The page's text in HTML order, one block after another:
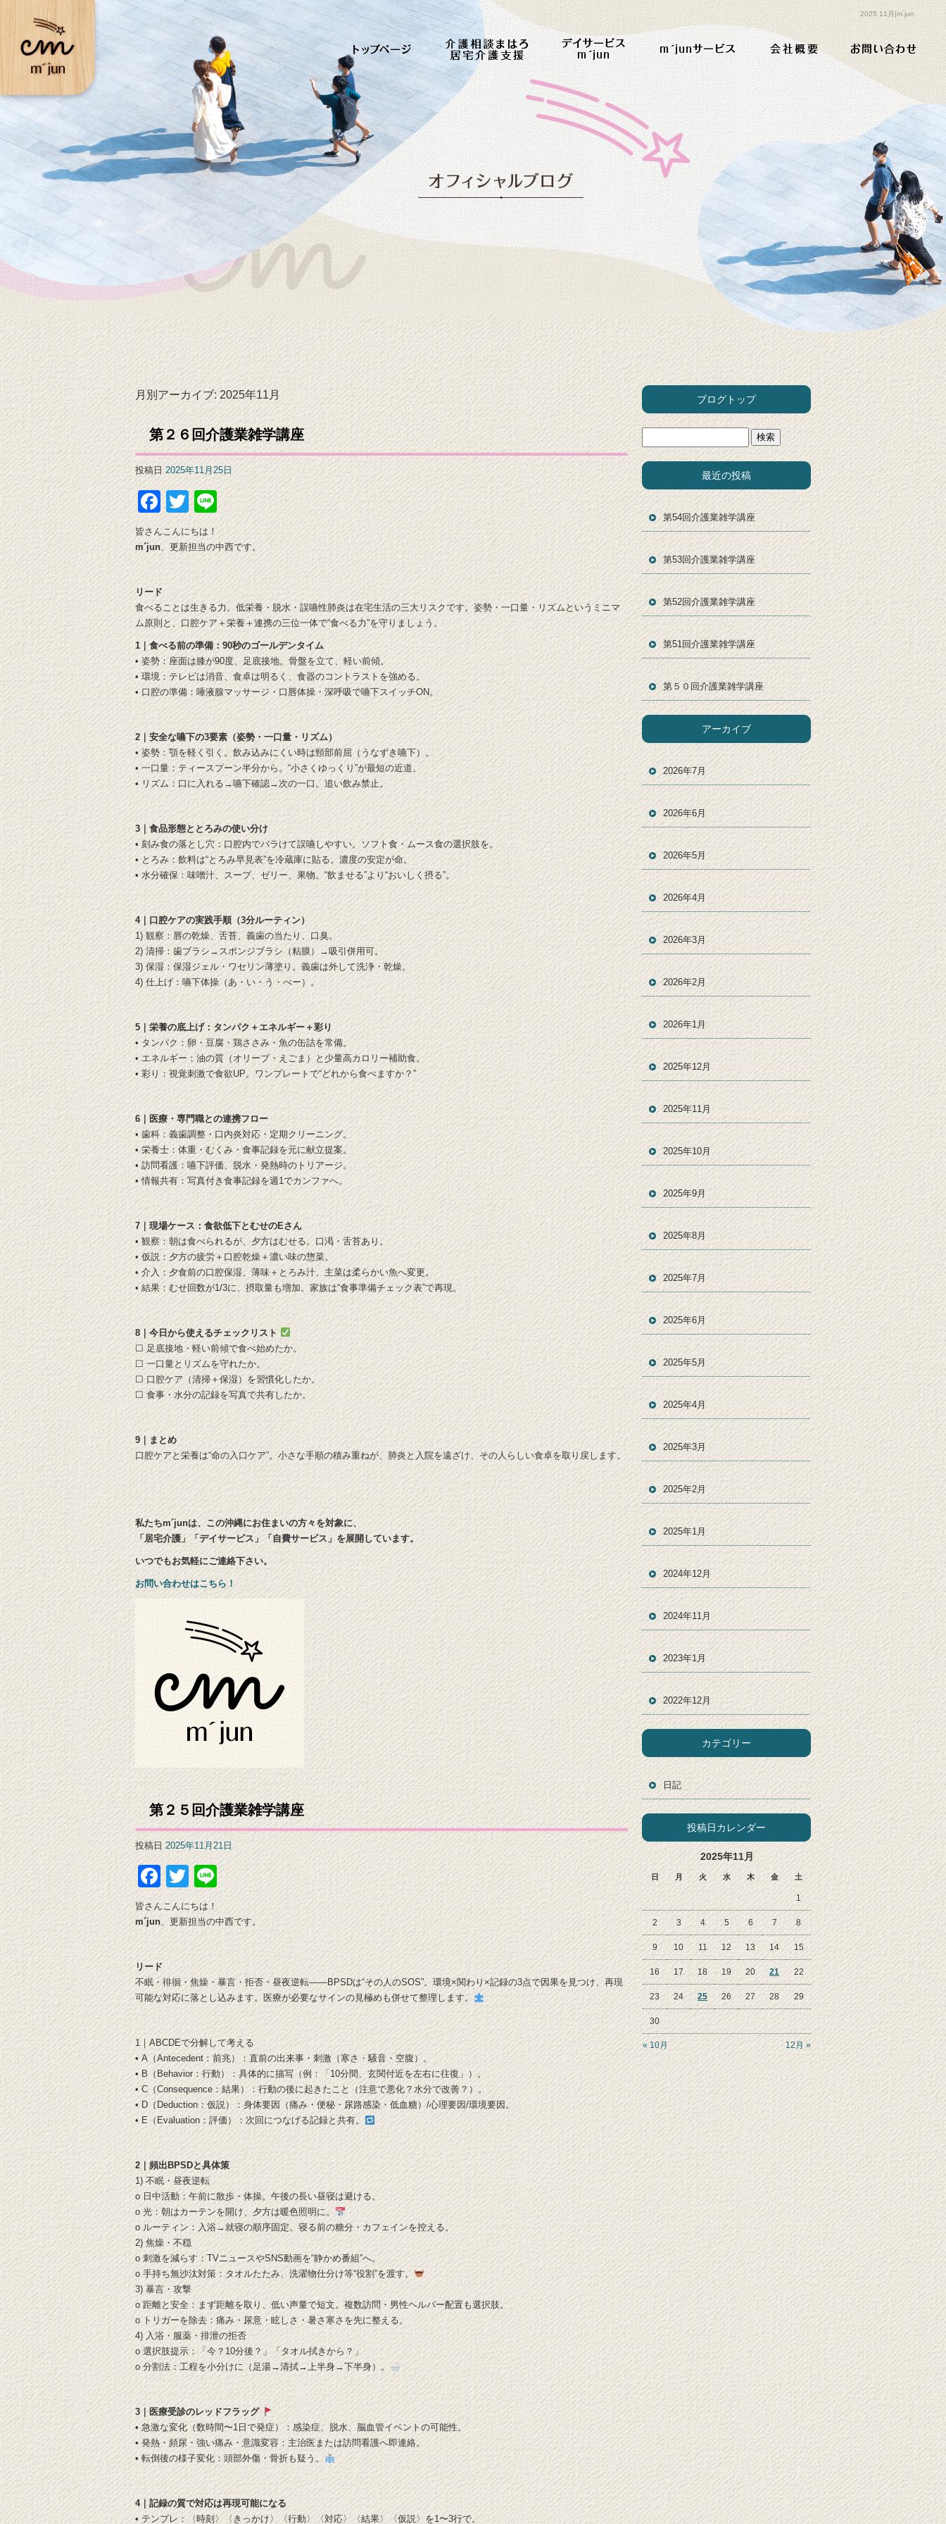
2025 11月|m´jun
月別アーカイブ:2025年11月
第２６回介護業雑学講座
投稿日 2025年11月25日
Facebook
Twitter
Line
皆さんこんにちは！
m´jun、更新担当の中西です。
リード
食べることは生きる力。低栄養・脱水・誤嚥性肺炎は在宅生活の三大リスクです。姿勢・一口量・リズムというミニマ
ム原則と、口腔ケア＋栄養＋連携の三位一体で“食べる力”を守りましょう。
1｜食べる前の準備：90秒のゴールデンタイム
• 姿勢：座面は膝が90度、足底接地。骨盤を立て、軽い前傾。
• 環境：テレビは消音、食卓は明るく、食器のコントラストを強める。
• 口腔の準備：唾液腺マッサージ・口唇体操・深呼吸で嚥下スイッチON。‍
2｜安全な嚥下の3要素（姿勢・一口量・リズム）
• 姿勢：顎を軽く引く。飲み込みにくい時は頸部前屈（うなずき嚥下）。
• 一口量：ティースプーン半分から。“小さくゆっくり”が最短の近道。
• リズム：口に入れる→嚥下確認→次の一口。追い飲み禁止。
3｜食品形態ととろみの使い分け
• 刻み食の落とし穴：口腔内でバラけて誤嚥しやすい。ソフト食・ムース食の選択肢を。
• とろみ：飲料は“とろみ早見表”を冷蔵庫に貼る。濃度の安定が命。
• 水分確保：味噌汁、スープ、ゼリー、果物。“飲ませる”より“おいしく摂る”。
4｜口腔ケアの実践手順（3分ルーティン）
1) 観察：唇の乾燥、舌苔、義歯の当たり、口臭。
2) 清掃：歯ブラシ→スポンジブラシ（粘膜）→吸引併用可。
3) 保湿：保湿ジェル・ワセリン薄塗り。義歯は外して洗浄・乾燥。
4) 仕上げ：嚥下体操（あ・い・う・べー）。
5｜栄養の底上げ：タンパク＋エネルギー＋彩り
• タンパク：卵・豆腐・鶏ささみ・魚の缶詰を常備。
• エネルギー：油の質（オリーブ・えごま）と少量高カロリー補助食。
• 彩り：視覚刺激で食欲UP。ワンプレートで“どれから食べますか？”
6｜医療・専門職との連携フロー
• 歯科：義歯調整・口内炎対応・定期クリーニング。
• 栄養士：体重・むくみ・食事記録を元に献立提案。
• 訪問看護：嚥下評価、脱水・発熱時のトリアージ。
• 情報共有：写真付き食事記録を週1でカンファへ。
7｜現場ケース：食欲低下とむせのEさん
• 観察：朝は食べられるが、夕方はむせる。口渇・舌苔あり。
• 仮説：夕方の疲労＋口腔乾燥＋濃い味の惣菜。
• 介入：夕食前の口腔保湿、薄味＋とろみ汁、主菜は柔らかい魚へ変更。
• 結果：むせ回数が1/3に、摂取量も増加。家族は“食事準備チェック表”で再現。
8｜今日から使えるチェックリスト
☐ 足底接地・軽い前傾で食べ始めたか。
☐ 一口量とリズムを守れたか。
☐ 口腔ケア（清掃＋保湿）を習慣化したか。
☐ 食事・水分の記録を写真で共有したか。
9｜まとめ
口腔ケアと栄養は“命の入口ケア”。小さな手順の積み重ねが、肺炎と入院を遠ざけ、その人らしい食卓を取り戻します。
私たちm´junは、この沖縄にお住まいの方々を対象に、
「居宅介護」「デイサービス」「自費サービス」を展開しています。
いつでもお気軽にご連絡下さい。
お問い合わせはこちら！
第２５回介護業雑学講座
投稿日 2025年11月21日
Facebook
Twitter
Line
皆さんこんにちは！
m´jun、更新担当の中西です。
リード
不眠・徘徊・焦燥・暴言・拒否・昼夜逆転――BPSDは“その人のSOS”。環境×関わり×記録の3点で因果を見つけ、再現
可能な対応に落とし込みます。医療が必要なサインの見極めも併せて整理します。
1｜ABCDEで分解して考える
• A（Antecedent：前兆）：直前の出来事・刺激（寒さ・騒音・空腹）。
• B（Behavior：行動）：具体的に描写（例：「10分間、玄関付近を左右に往復」）。
• C（Consequence：結果）：行動の後に起きたこと（注意で悪化？水分で改善？）。
• D（Deduction：仮説）：身体要因（痛み・便秘・尿路感染・低血糖）/心理要因/環境要因。
• E（Evaluation：評価）：次回につなげる記録と共有。
2｜頻出BPSDと具体策
1) 不眠・昼夜逆転
o 日中活動：午前に散歩・体操。午後の長い昼寝は避ける。
o 光：朝はカーテンを開け、夕方は暖色照明に。
o ルーティン：入浴→就寝の順序固定。寝る前の糖分・カフェインを控える。
2) 焦燥・不穏
o 刺激を減らす：TVニュースやSNS動画を“静かめ番組”へ。
o 手持ち無沙汰対策：タオルたたみ、洗濯物仕分け等“役割”を渡す。
3) 暴言・攻撃
o 距離と安全：まず距離を取り、低い声量で短文。複数訪問・男性ヘルパー配置も選択肢。
o トリガーを除去：痛み・尿意・眩しさ・暑さ寒さを先に整える。
4) 入浴・服薬・排泄の拒否
o 選択肢提示：「今？10分後？」「タオル拭きから？」
o 分割法：工程を小分けに（足湯→清拭→上半身→下半身）。
3｜医療受診のレッドフラッグ
• 急激な変化（数時間〜1日で発症）：感染症、脱水、脳血管イベントの可能性。
• 発熱・頻尿・強い痛み・意識変容：主治医または訪問看護へ即連絡。
• 転倒後の様子変化：頭部外傷・骨折も疑う。
4｜記録の質で対応は再現可能になる
• テンプレ：〈時刻〉〈きっかけ〉〈行動〉〈対応〉〈結果〉〈仮説〉を1〜3行で。
ブログトップ
最近の投稿
第54回介護業雑学講座
第53回介護業雑学講座
第52回介護業雑学講座
第51回介護業雑学講座
第５０回介護業雑学講座
アーカイブ
2026年7月
2026年6月
2026年5月
2026年4月
2026年3月
2026年2月
2026年1月
2025年12月
2025年11月
2025年10月
2025年9月
2025年8月
2025年7月
2025年6月
2025年5月
2025年4月
2025年3月
2025年2月
2025年1月
2024年12月
2024年11月
2023年1月
2022年12月
カテゴリー
日記
投稿日カレンダー
2025年11月
日 月 火 水 木 金 土
« 10月 12月 »
1
2 3 4 5 6 7 8
9 10 11 12 13 14 15
16 17 18 19 20 21 22
23 24 25 26 27 28 29
30